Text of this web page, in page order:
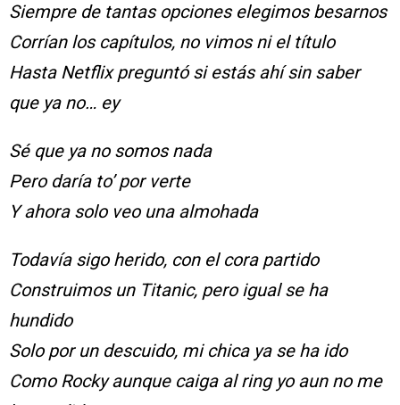
Siempre de tantas opciones elegimos besarnos
Corrían los capítulos, no vimos ni el título
Hasta Netflix preguntó si estás ahí sin saber
que ya no… ey
Sé que ya no somos nada
Pero daría to’ por verte
Y ahora solo veo una almohada
Todavía sigo herido, con el cora partido
Construimos un Titanic, pero igual se ha
hundido
Solo por un descuido, mi chica ya se ha ido
Como Rocky aunque caiga al ring yo aun no me